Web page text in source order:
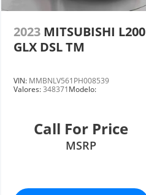
2023 MITSUBISHI L200
GLX DSL TM
VIN: MMBNLV561PH008539
Valores:348371Modelo:
Call For Price
MSRP